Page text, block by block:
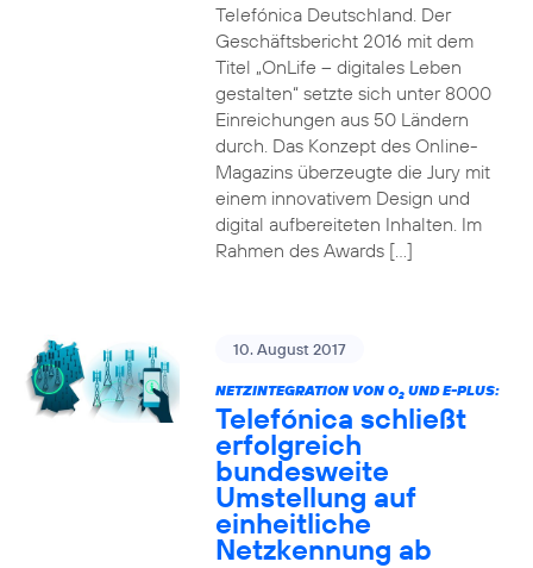
Telefónica Deutschland. Der
Geschäftsbericht 2016 mit dem
Titel „OnLife – digitales Leben
gestalten“ setzte sich unter 8000
Einreichungen aus 50 Ländern
durch. Das Konzept des Online-
Magazins überzeugte die Jury mit
einem innovativem Design und
digital aufbereiteten Inhalten. Im
Rahmen des Awards […]
10. August 2017
NETZINTEGRATION VON O2UND E-PLUS:
Telefónica schließt
erfolgreich
bundesweite
Umstellung auf
einheitliche
Netzkennung ab